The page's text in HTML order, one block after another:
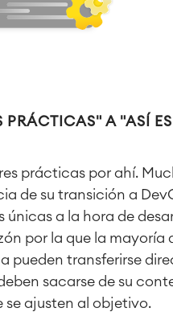
PRÁCTICAS" A "ASÍ
prácticas por ahí.
de su transición a
a la hora de
por la que la mayoría
pueden transferirse
sacarse de su
se ajusten al objetivo.